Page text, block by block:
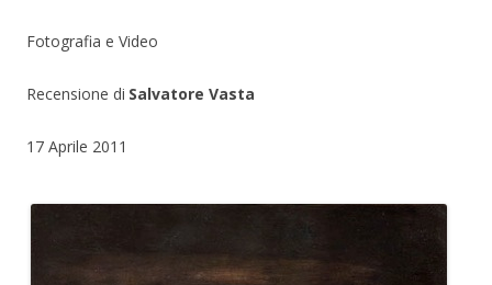
Fotografia e Video
Recensione di Salvatore Vasta
17 Aprile 2011